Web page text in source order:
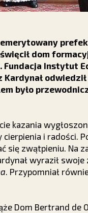
emerytowany
dom
Instytut
było
kazania
i radości.
się zwątpieniu. Na
wyraził
. Przypomniał
Dom Bertrand de